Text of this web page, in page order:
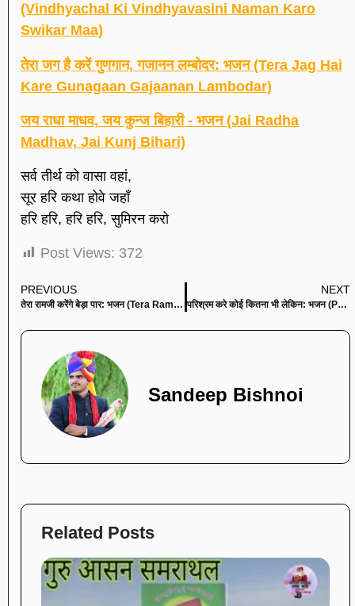
(Vindhyachal Ki Vindhyavasini Naman Karo
Swikar Maa)
तेरा जग है करें गुणगान, गजानन लम्बोदर: भजन (Tera Jag Hai
Kare Gunagaan Gajaanan Lambodar)
जय राधा माधव, जय कुन्ज बिहारी - भजन (Jai Radha
Madhav, Jai Kunj Bihari)
सर्व तीर्थ को वासा वहां,
सूर हरि कथा होवे जहाँ
हरि हरि, हरि हरि, सुमिरन करो
Post Views: 372
PREVIOUS
तेरा रामजी करेंगे बेड़ा पार: भजन (Tera Ramji Karenge Bera Paar)
NEXT
परिश्रम करे कोई कितना भी लेकिन: भजन (Parishram Kare Koi Kitana Bhi Lekin)
Sandeep Bishnoi
Related Posts